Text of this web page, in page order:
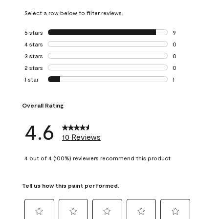
Select a row below to filter reviews.
5 stars stars
9
9 reviews with 5
4 stars stars
0
0 reviews with 4
3 stars stars
0
0 reviews with 3
2 stars stars
0
0 reviews with 2
1 star stars
1
Overall Rating
4.6 10 Reviews
4 out of 4 (100%) reviewers recommend this product
Tell us how this paint performed.